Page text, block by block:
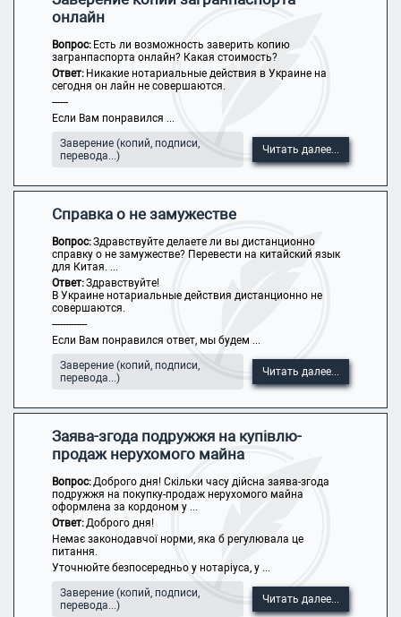
онлайн
Вопрос: Есть ли возможность заверить копию
загранпаспорта онлайн? Какая стоимость?
Ответ: Никакие нотариальные действия в Украине на
сегодня он лайн не совершаются.
------
Если Вам понравился ...
Заверение (копий, подписи,
перевода...)
Читать далее...
Справка о не замужестве
Вопрос:Здравствуйте делаете ли вы дистанционно
справку о не замужестве? Перевести на китайский язык
для Китая. ...
Ответ:Здравствуйте!
В Украине нотариальные действия дистанционно не
совершаются.
-------------
Если Вам понравился ответ, мы будем ...
Заверение (копий, подписи,
перевода...)
Читать далее...
Заява-згода подружжя на купівлю-
продаж нерухомого майна
Вопрос:Доброго дня! Скільки часу дійсна заява-згода
подружжя на покупку-продаж нерухомого майна
оформлена за кордоном у ...
Ответ:Доброго дня!
Немає законодавчої норми, яка б регулювала це
питання.
Уточнюйте безпосередньо у нотаріуса, у ...
Заверение (копий, подписи,
перевода...)
Читать далее...